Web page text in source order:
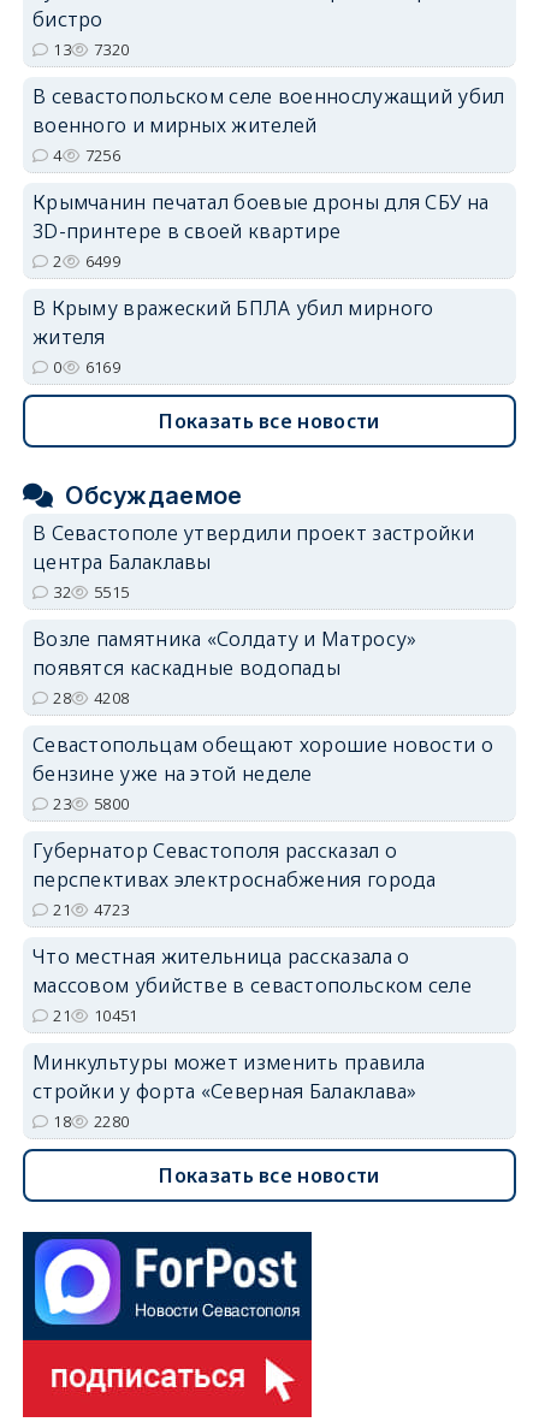
бистро
13 7320
В севастопольском селе военнослужащий убил
военного и мирных жителей
4 7256
Крымчанин печатал боевые дроны для СБУ на
3D-принтере в своей квартире
2 6499
В Крыму вражеский БПЛА убил мирного
жителя
0 6169
Показать все новости
Обсуждаемое
В Севастополе утвердили проект застройки
центра Балаклавы
32 5515
Возле памятника «Солдату и Матросу»
появятся каскадные водопады
28 4208
Севастопольцам обещают хорошие новости о
бензине уже на этой неделе
23 5800
Губернатор Севастополя рассказал о
перспективах электроснабжения города
21 4723
Что местная жительница рассказала о
массовом убийстве в севастопольском селе
21 10451
Минкультуры может изменить правила
стройки у форта «Северная Балаклава»
18 2280
Показать все новости